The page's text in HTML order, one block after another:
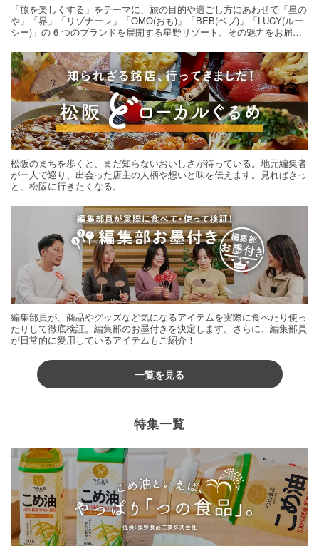
「旅を楽しくする」をテーマに、旅の目的や過ごし方にあわせて「星の
や」「界」「リゾナーレ」「OMO(おも)」「BEB(ベブ)」「LUCY(ルー
シー)」の 6 つのブランドを展開する星野リゾート。その魅力をお届け
松阪のまちを歩くと、まだ知らないおいしさが待っている。地元編集者
が一人で巡り、出会った店主の人柄や想いと味を伝えます。見ればきっ
と、松阪に行きたくなる。
編集部員が、商品やグッズなど気になるアイテムを実際に食べたり使っ
たりして徹底検証。編集部のお墨付きを決定します。さらに、編集部員
が日常的に愛用しているアイテムもご紹介！
一覧を見る
特集一覧